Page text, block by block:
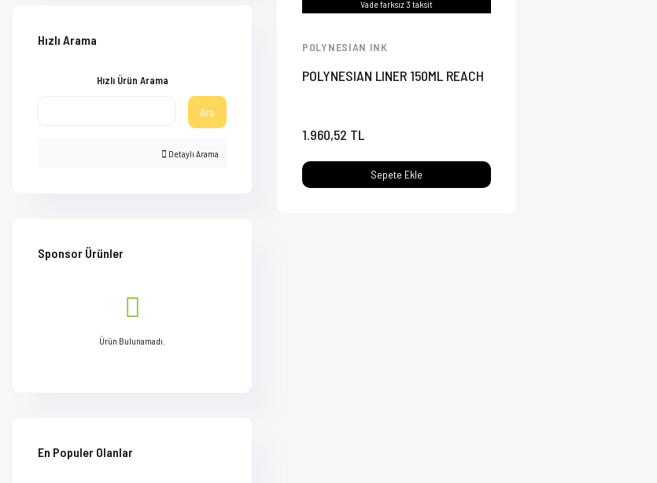
Hızlı Arama
Hızlı Ürün Arama
Ara
Detaylı Arama
Sponsor Ürünler
Ürün Bulunamadı.
En Populer Olanlar
Vade farksız 3 taksit
POLYNESIAN INK
POLYNESIAN LINER 150ML REACH
1.960,52 TL
Sepete Ekle